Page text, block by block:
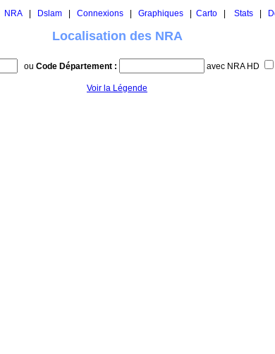
NRA Dslam Connexions Graphiques Carto Stats
Localisation des NRA
ou Code Département : avec NRA HD
Voir la Légende